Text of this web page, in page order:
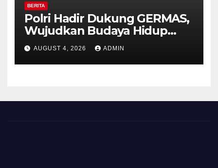
BERITA
Polri Hadir Dukung GERMAS,
Wujudkan Budaya Hidup
Sehat di Kecamatan Pabelan
AUGUST 4, 2026 ADMIN